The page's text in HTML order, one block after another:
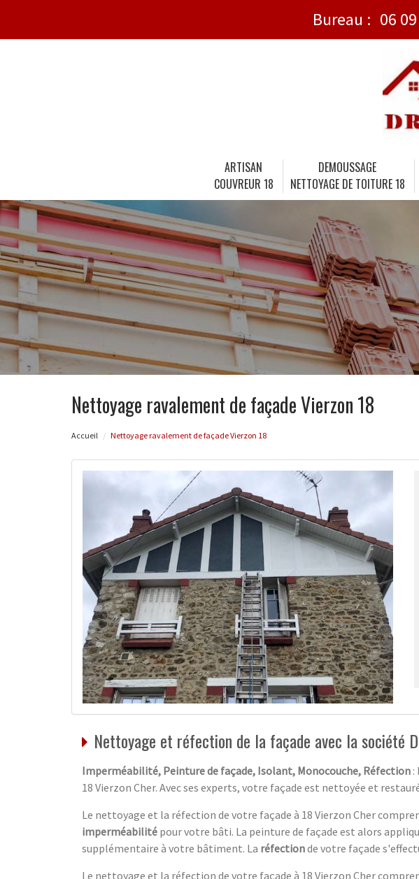
Bureau : 06
ARTISAN
COUVREUR 18
DEMOUSSAGE
NETTOYAGE DE TOITURE 18
Nettoyage ravalement de façade Vierzon 18
Accueil Nettoyage ravalement de façade Vierzon 18
Nettoyage et réfection de la façade avec la société
Imperméabilité, Peinture de façade, Isolant, Monocouche, Réfection :
18 Vierzon Cher. Avec ses experts, votre façade est nettoyée et
Le nettoyage et la réfection de votre façade à 18 Vierzon Cher
imperméabilité pour votre bâti. La peinture de façade est alors
supplémentaire à votre bâtiment. La réfectionde votre façade
Le nettoyage et la réfection de votre façade à 18 Vierzon Cher